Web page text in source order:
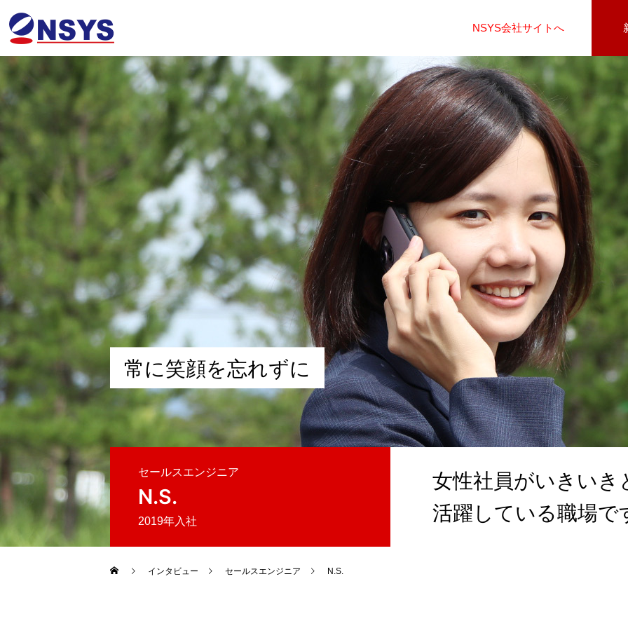
NSYS会社サイトへ
常に笑顔を忘れずに
セールスエンジニア
N.S.
2019年入社
女性社員がいきいき
活躍している職場で
インタビュー セールスエンジニア N.S.